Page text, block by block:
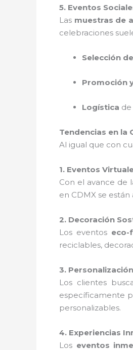
5. Eventos
Las muestras de
celebraciones
Selección
Promoción
Logística
Tendencias en la
Al igual que con
1. Eventos
Con el avance de
en CDMX se
2. Decoración
Los eventos eco-
reciclables,
3.
Los clientes
específicamente
personalizables.
4. Experiencias
Los eventos